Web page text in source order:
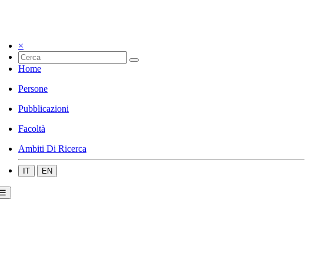
×
Home
Persone
Pubblicazioni
Facoltà
Ambiti Di Ricerca
IT EN
☰